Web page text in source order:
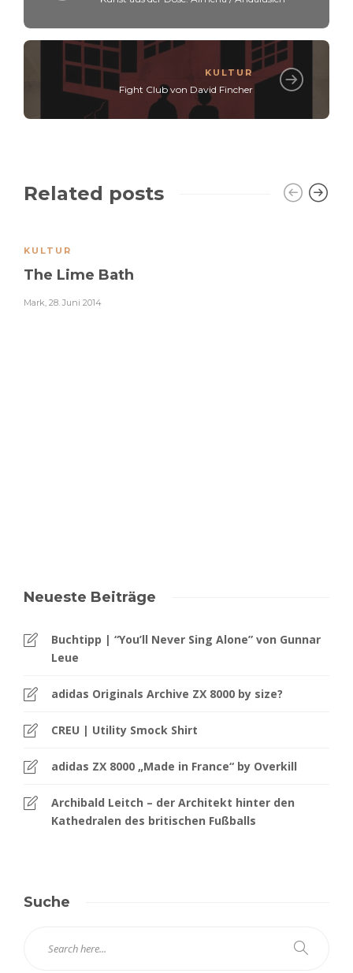
KULTUR
Fight Club von David Fincher
Related posts
KULTUR
The Lime Bath
Mark, 28. Juni 2014
Neueste Beiträge
Buchtipp | “You’ll Never Sing Alone” von Gunnar
Leue
adidas Originals Archive ZX 8000 by size?
CREU | Utility Smock Shirt
adidas ZX 8000 „Made in France“ by Overkill
Archibald Leitch – der Architekt hinter den
Kathedralen des britischen Fußballs
Suche